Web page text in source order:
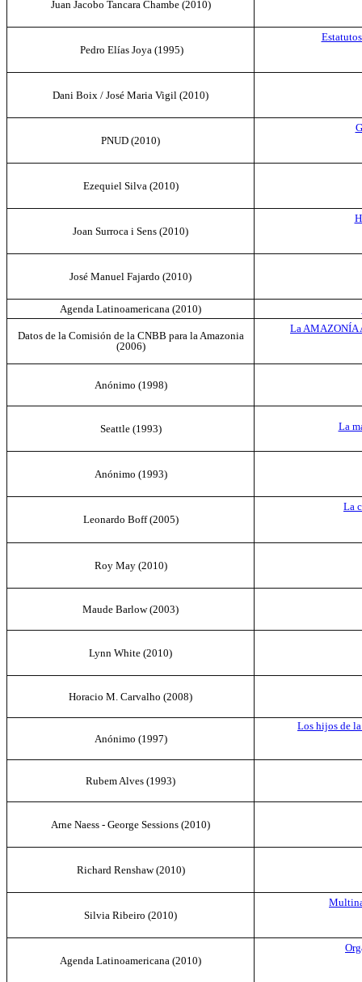
Juan Jacobo Tancara Chambe (2010)
Pedro Elías Joya (1995)
Dani Boix / José Maria Vigil (2010)
PNUD (2010)
Ezequiel Silva (2010)
Joan Surroca i Sens (2010)
José Manuel Fajardo (2010)
Agenda Latinoamericana (2010)
Datos de la Comisión de la CNBB para la Amazonia
(2006)
La AMAZONÍA
Anónimo (1998)
Seattle (1993) La
Anónimo (1993)
Leonardo Boff (2005)
La
Roy May (2010)
Maude Barlow (2003)
Lynn White (2010)
Horacio M. Carvalho (2008)
Anónimo (1997)
Los hijos de
Rubem Alves (1993)
Arne Naess - George Sessions (2010)
Richard Renshaw(2010)
Silvia Ribeiro (2010)
Agenda Latinoamericana (2010)